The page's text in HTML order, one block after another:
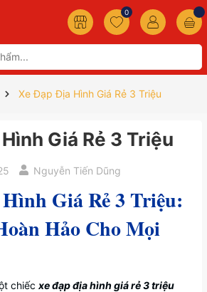
0
Xe Đạp Địa Hình Giá Rẻ 3 Triệu
Giá Rẻ 3 Triệu
Nguyễn Tiến Dũng
Giá Rẻ 3 Triệu:
Hảo Cho Mọi
chiếc xe đạp địa hình giá rẻ 3 triệu